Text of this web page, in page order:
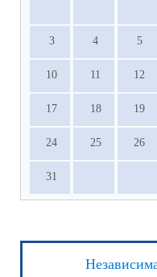
3 4 5
10 11 12
17 18 19
24 25 26
31